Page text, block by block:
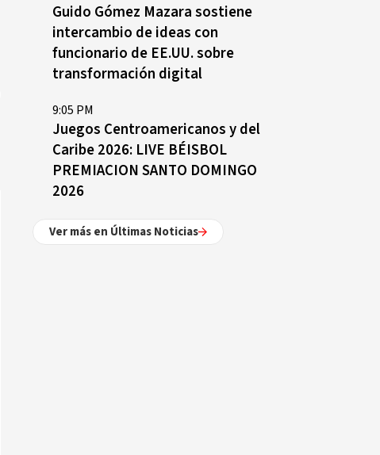
Guido Gómez Mazara sostiene
intercambio de ideas con
funcionario de EE.UU. sobre
transformación digital
9:05 PM
Juegos Centroamericanos y del
Caribe 2026: LIVE BÉISBOL
PREMIACION SANTO DOMINGO
2026
Ver más en Últimas Noticias